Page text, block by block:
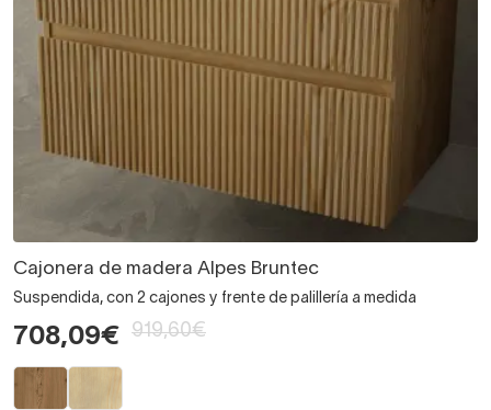
Cajonera de madera Alpes Bruntec
Suspendida, con 2 cajones y frente de palillería a medida
708,09€ 919,60€